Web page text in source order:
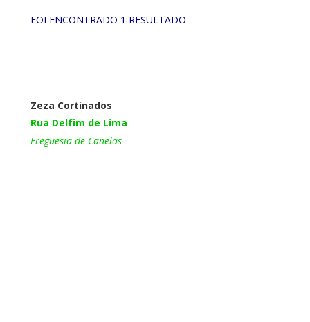
FOI ENCONTRADO 1 RESULTADO
Zeza Cortinados
Rua Delfim de Lima
Freguesia de Canelas